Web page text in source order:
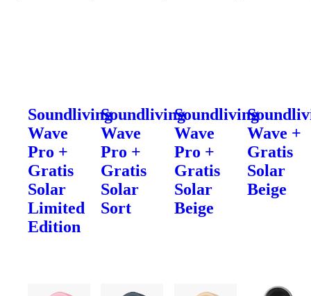
Soundliving
Wave
Pro +
Gratis
Solar
Limited
Edition
Soundliving
Wave
Pro +
Gratis
Solar
Sort
Soundliving
Wave
Pro +
Gratis
Solar
Beige
Wave +
Gratis
Solar
Beige